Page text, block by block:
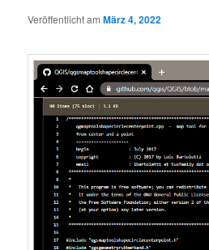
Veröffentlicht amMärz 4, 2022